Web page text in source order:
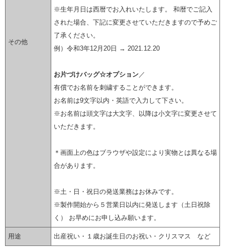
その他
※生年月日は西暦でお入れいたします。 和暦でご記入
された場合、下記に変更させていただきますので予めご
了承ください。
例）令和3年12月20日 → 2021.12.20
お片づけバッグ☆オプション ／
有償でお名前を刺繍することができます。
お名前は9文字以内・英語で入力して下さい。
※お名前は頭文字は大文字、以降は小文字に変更させて
いただきます。
＊画面上の色はブラウザや設定により実物とは異なる場
合があります。
※土・日・祝日の発送業務はお休みです。
※製作開始から５営業日以内に発送します（土日祝除
く） お早めにお申し込み願います。
用途 出産祝い・１歳お誕生日のお祝い・クリスマス など